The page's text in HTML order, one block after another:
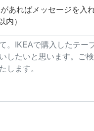
あればメッセージを入
内）